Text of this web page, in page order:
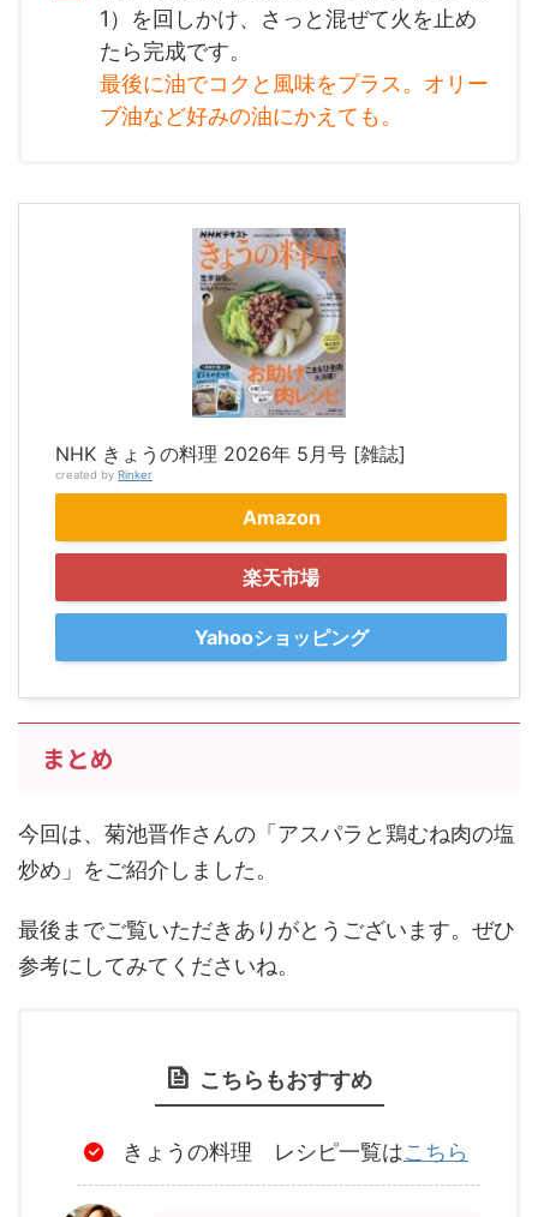
1）を回しかけ、さっと混ぜて火を止め
たら完成です。
最後に油でコクと風味をプラス。オリー
ブ油など好みの油にかえても。
NHK きょうの料理 2026年 5月号 [雑誌]
created by Rinker
Amazon
楽天市場
Yahooショッピング
まとめ
今回は、菊池晋作さんの「アスパラと鶏むね肉の塩
炒め」をご紹介しました。
最後までご覧いただきありがとうございます。ぜひ
参考にしてみてくださいね。
こちらもおすすめ
きょうの料理 レシピ一覧はこちら